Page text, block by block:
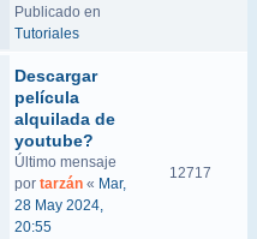
Publicado en
Tutoriales
Descargar
película
alquilada de
youtube?
Último mensaje
por tarzán « Mar,
28 May 2024,
20:55
12717